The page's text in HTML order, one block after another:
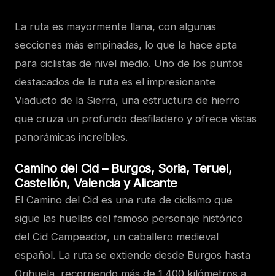
La ruta es mayormente llana, con algunas
secciones más empinadas, lo que la hace apta
para ciclistas de nivel medio. Uno de los puntos
destacados de la ruta es el impresionante
Viaducto de la Sierra, una estructura de hierro
que cruza un profundo desfiladero y ofrece vistas
panorámicas increíbles.
Camino del Cid – Burgos, Soria, Teruel,
Castellón, Valencia y Alicante
El Camino del Cid es una ruta de ciclismo que
sigue las huellas del famoso personaje histórico
del Cid Campeador, un caballero medieval
español. La ruta se extiende desde Burgos hasta
Orihuela, recorriendo más de 1.400 kilómetros a